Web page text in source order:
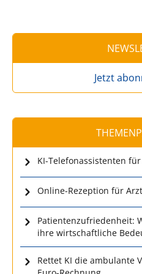
Jetzt
KI-Telefonassistenten
Online-Rezeption für
Patientenzufriedenheit:
ihre wirtschaftliche
Rettet KI die ambulante